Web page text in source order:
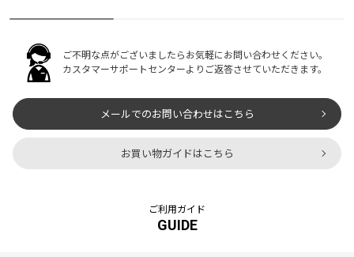
ご不明な点がございましたらお気軽にお問い合わせください。
カスタマーサポートセンターよりご返答させていただきます。
メールでのお問い合わせはこちら
お買い物ガイドはこちら
ご利用ガイド
GUIDE